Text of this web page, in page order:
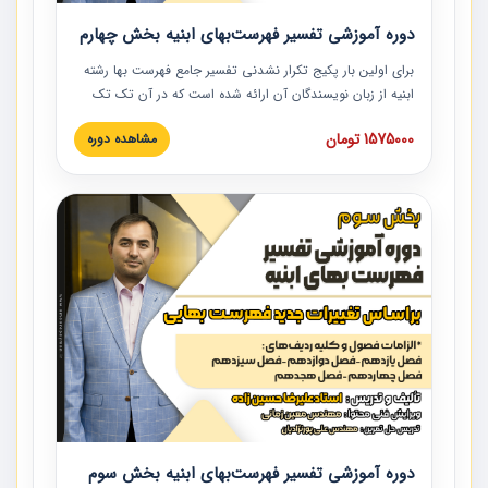
دوره آموزشی تفسیر فهرست‌بهای ابنیه بخش چهارم
برای اولین بار پکیج تکرار نشدنی تفسیر جامع فهرست بها رشته
ابنیه از زبان نویسندگان آن ارائه شده است که در آن تک تک
ردیف ها و مطالب فهرست بها تفسیر و ارائه شده است. این
دوره به صورت کامل تصویری بوده و به همراه تصاویر عملیات
دوره با کلام مهندس علیرضاحسین‌زاده مدیر پروژه مهندسی
مشاور در امر بازنگری فهرست بها رشته ابنیه ارائه شده و به تمام
همکارانی که در حوزه صنعت ساخت در حال فعالیت هستند حتما
توصیه می کنیم از مطالب این دوره استفاده نمایند.
1575000 تومان مشاهده دوره
دوره آموزشی تفسیر فهرست‌بهای ابنیه بخش سوم